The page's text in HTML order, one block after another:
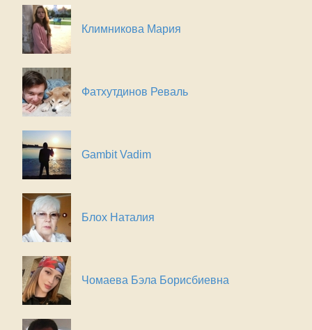
Климникова Мария
Фатхутдинов Реваль
Gambit Vadim
Блох Наталия
Чомаева Бэла Борисбиевна